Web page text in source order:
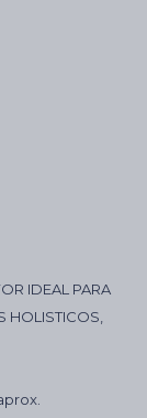
IDEAL PARA
HOLISTICOS,